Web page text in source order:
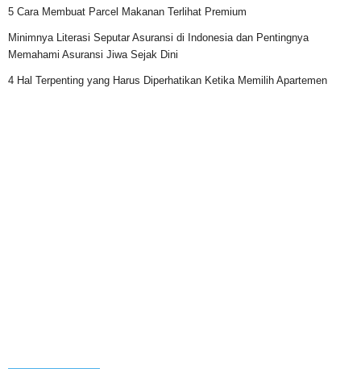
5 Cara Membuat Parcel Makanan Terlihat Premium
Minimnya Literasi Seputar Asuransi di Indonesia dan Pentingnya
Memahami Asuransi Jiwa Sejak Dini
4 Hal Terpenting yang Harus Diperhatikan Ketika Memilih Apartemen